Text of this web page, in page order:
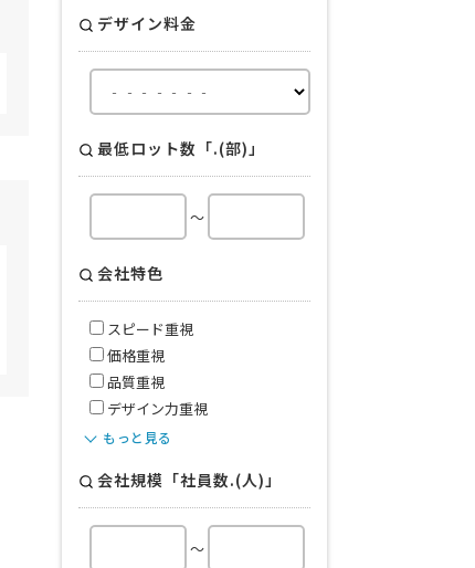
デザイン料金
最低ロット数「.(部)」
～
会社特色
スピード重視
価格重視
品質重視
デザイン力重視
もっと見る
会社規模「社員数.(人)」
～